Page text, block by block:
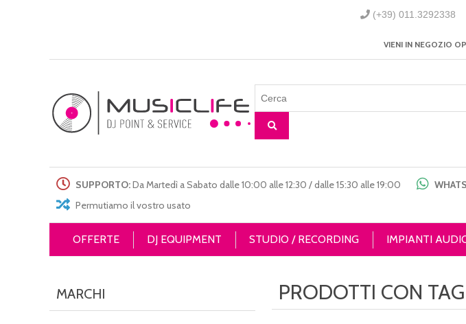
(+39) 011.3292338
VIENI IN NEGOZIO
SUPPORTO:Da Martedì a Sabato dalle 10:00 alle 12:30 / dalle 15:30 alle 19:00
Permutiamo il vostro usato
OFFERTE DJ EQUIPMENT STUDIO / RECORDING IMPIANTI
PRODOTTI CON
MARCHI